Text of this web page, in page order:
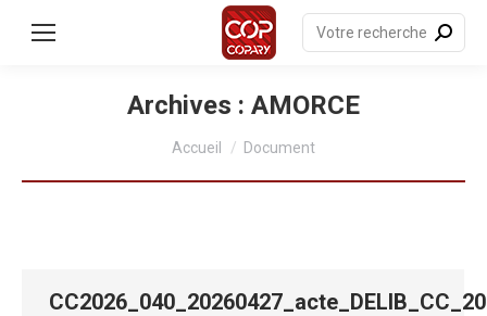
principal
Recherche
:
Archives : AMORCE
Accueil Document